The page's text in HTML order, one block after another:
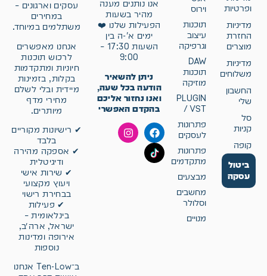
ופרטיות
מדיניות
החזרת
מוצרים
מדיניות
משלוחים
החשבון
שלי
סל
קניות
קופה
ביטול
עסקה
וירוס
תוכנות
עיצוב
וגרפיקה
DAW
תוכנות
מוזיקה
PLUGIN
/ VST
פתרונות
לעסקים
פתרונות
מתקדמים
מבצעים
מחשבים
וסלולר
מנויים
אנו נותנים מענה
מהיר בשעות
הפעילות שלנו ❤️
ימים א'-ה בין
השעות 17:30 –
9:00
ניתן להשאיר
הודעה בכל שעה,
ואנו נחזור אליכם
בהקדם האפשרי
עסקים וארגונים –
במחירים
משתלמים במיוחד.
אנחנו מאפשרים
לרכוש תוכנות
חיוניות ומתקדמות
בקלות, בזמינות
מיידית ובלי לשלם
מחירי מדף
מיותרים.
✔ רישיונות מקוריים
בלבד
✔ אספקה מהירה
ודיגיטלית
✔ שירות אישי
ויעוץ מקצועי
בבחירת רישוי
✔ פעילות
בינלאומית –
ישראל, ארה״ב,
אירופה ומדינות
נוספות
ב־Ten-Low אנחנו